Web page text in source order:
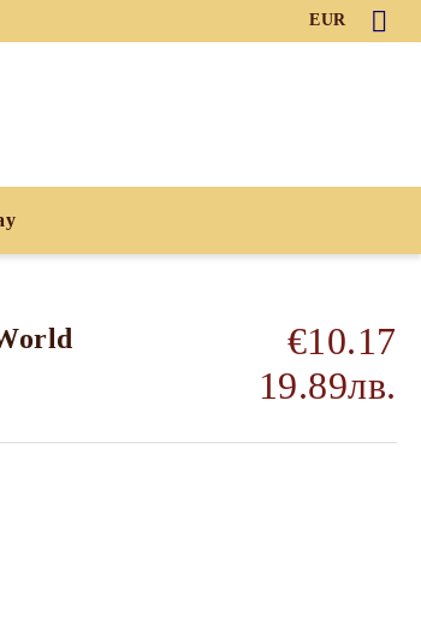
EUR
€10.17
19.89лв.